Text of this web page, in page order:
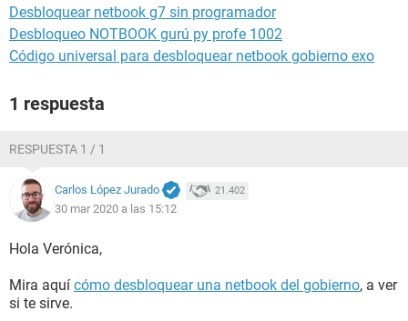
Desbloquear netbook g7 sin programador
Desbloqueo NOTBOOK gurú py profe 1002
Código universal para desbloquear netbook gobierno exo
1 respuesta
RESPUESTA 1 / 1
Carlos López Jurado 21.402
30 mar 2020 a las 15:12
Hola Verónica,
Mira aquí cómo desbloquear una netbook del gobierno, a ver
si te sirve.